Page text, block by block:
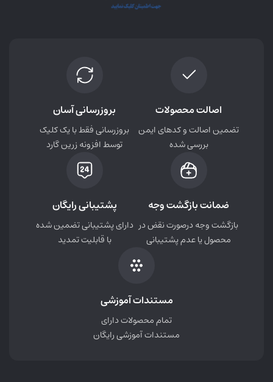
اصالت محصولات
تضمین اصالت و کدهای ایمن
بررسی شده
بروزرسانی آسان
بروزرسانی فقط با یک کلیک
توسط افزونه زرین گارد
ضمانت بازگشت وجه
بازگشت وجه درصورت نقض در
محصول یا عدم پشتیبانی
پشتیبانی رایگان
دارای پشتیبانی تضمین شده
با قابلیت تمدید
مستندات آموزشی
تمام محصولات دارای
مستندات آموزشی رایگان